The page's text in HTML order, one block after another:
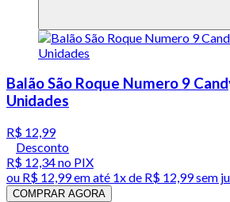
Balão São Roque Numero 9
Unidades
R$ 12,99
Desconto
R$ 12,34no PIX
ou R$ 12,99em até 1x de R$ 12,99sem
COMPRAR AGORA